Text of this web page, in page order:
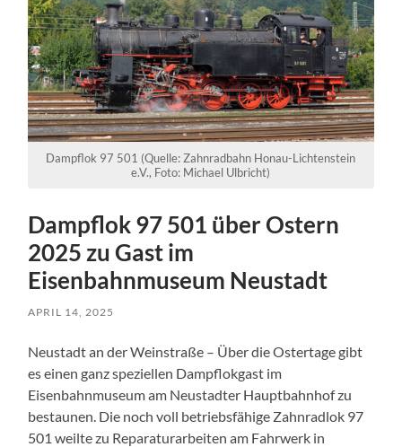
Dampflok 97 501 (Quelle: Zahnradbahn Honau-Lichtenstein
e.V., Foto: Michael Ulbricht)
Dampflok 97 501 über Ostern
2025 zu Gast im
Eisenbahnmuseum Neustadt
APRIL 14, 2025
Neustadt an der Weinstraße – Über die Ostertage gibt
es einen ganz speziellen Dampflokgast im
Eisenbahnmuseum am Neustadter Hauptbahnhof zu
bestaunen. Die noch voll betriebsfähige Zahnradlok 97
501 weilte zu Reparaturarbeiten am Fahrwerk in